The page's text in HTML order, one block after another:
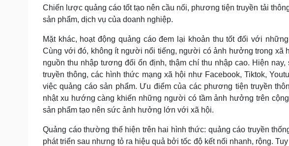
eSports
Dinh dưỡng - món ngon
Cây thuốc
Sản phụ khoa
Nhi khoa
Nam khoa
Làm đẹp - giảm cân
Phòng mạch online
Blog
Tình yêu - Gia đình
Sân khấu -
Văn học
Âm nhạc
Di sản
Cải chính
Chiến lược quảng cáo tốt tạo nên cầu nối, phương tiện truyền tải
sản phẩm, dịch vụ của doanh nghiệp.
Mặt khác, hoạt động quảng cáo đem lại khoản thu tốt đối với
Cùng với đó, không ít người nổi tiếng, người có ảnh hưởng trong xã
nguồn thu nhập tương đối ổn định, thậm chí thu nhập cao. Hiện
truyền thông, các hình thức mạng xã hội như Facebook, Tiktok,
việc quảng cáo sản phẩm. Ưu điểm của các phương tiện truyền
nhật xu hướng càng khiến những người có tầm ảnh hưởng trên
sản phẩm tạo nên sức ảnh hưởng lớn với xã hội.
Quảng cáo thường thể hiện trên hai hình thức: quảng cáo truyền
phát triển sau nhưng tỏ ra hiệu quả bởi tốc độ kết nối nhanh, rộng.